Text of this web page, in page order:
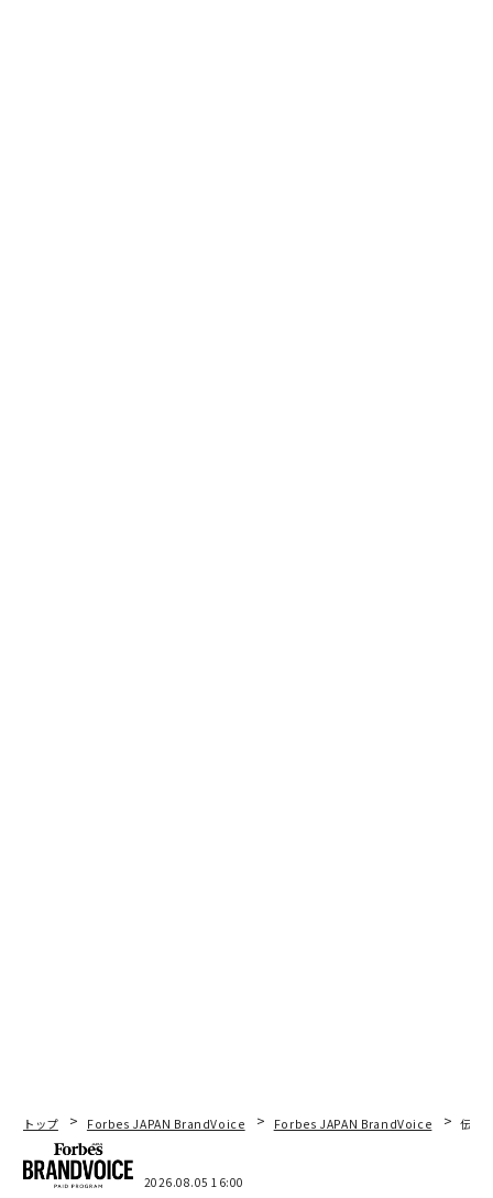
トップ Forbes JAPAN BrandVoice Forbes JAPAN BrandVoice 伝統
2026.08.05 16:00